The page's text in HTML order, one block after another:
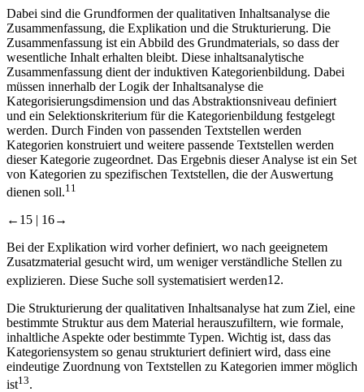
Dabei sind die Grundformen der qualitativen Inhaltsanalyse die
Zusammenfassung, die Explikation und die Strukturierung. Die
Zusammenfassung ist ein Abbild des Grundmaterials, so dass der
wesentliche Inhalt erhalten bleibt. Diese inhaltsanalytische
Zusammenfassung dient der induktiven Kategorienbildung. Dabei
müssen innerhalb der Logik der Inhaltsanalyse die
Kategorisierungsdimension und das Abstraktionsniveau definiert
und ein Selektionskriterium für die Kategorienbildung festgelegt
werden. Durch Finden von passenden Textstellen werden
Kategorien konstruiert und weitere passende Textstellen werden
dieser Kategorie zugeordnet. Das Ergebnis dieser Analyse ist ein Set
von Kategorien zu spezifischen Textstellen, die der Auswertung
dienen soll.11
←15 | 16→
Bei der Explikation wird vorher definiert, wo nach geeignetem
Zusatzmaterial gesucht wird, um weniger verständliche Stellen zu
explizieren. Diese Suche soll systematisiert werden12.
Die Strukturierung der qualitativen Inhaltsanalyse hat zum Ziel, eine
bestimmte Struktur aus dem Material herauszufiltern, wie formale,
inhaltliche Aspekte oder bestimmte Typen. Wichtig ist, dass das
Kategoriensystem so genau strukturiert definiert wird, dass eine
eindeutige Zuordnung von Textstellen zu Kategorien immer möglich
ist13.